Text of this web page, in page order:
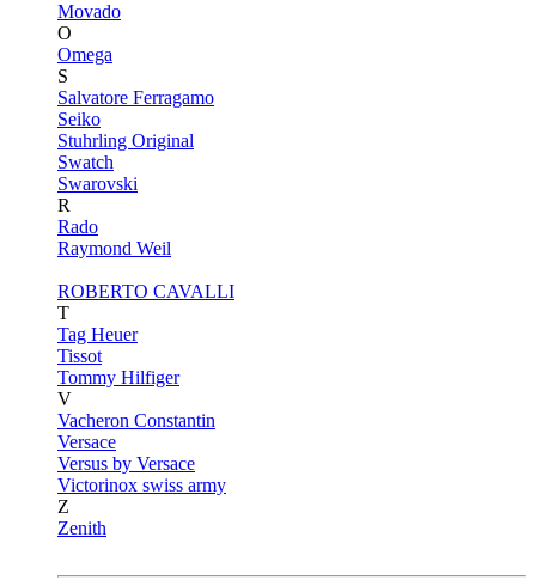
Movado
O
Omega
S
Salvatore Ferragamo
Seiko
Stuhrling Original
Swatch
Swarovski
R
Rado
Raymond Weil
ROBERTO CAVALLI
T
Tag Heuer
Tissot
Tommy Hilfiger
V
Vacheron Constantin
Versace
Versus by Versace
Victorinox swiss army
Z
Zenith